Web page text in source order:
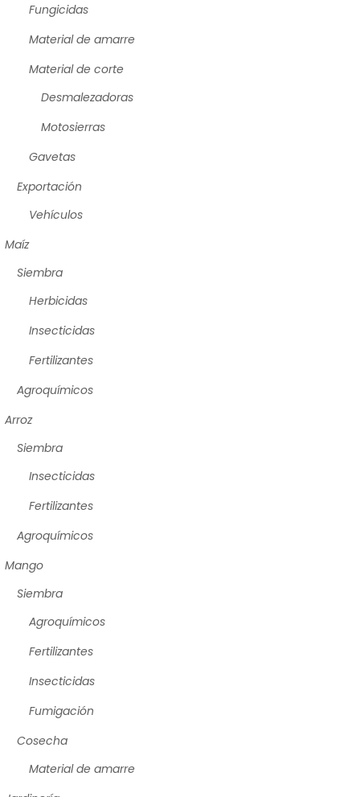
Fungicidas
Material de amarre
Material de corte
Desmalezadoras
Motosierras
Gavetas
Exportación
Vehículos
Maíz
Siembra
Herbicidas
Insecticidas
Fertilizantes
Agroquímicos
Arroz
Siembra
Insecticidas
Fertilizantes
Agroquímicos
Mango
Siembra
Agroquímicos
Fertilizantes
Insecticidas
Fumigación
Cosecha
Material de amarre